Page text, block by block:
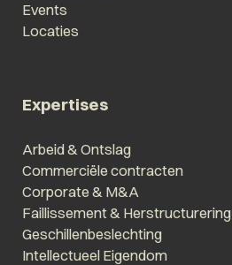
Events
Locaties
Expertises
Arbeid & Ontslag
Commerciële contracten
Corporate & M&A
Faillissement & Herstructurering
Geschillenbeslechting
Intellectueel Eigendom